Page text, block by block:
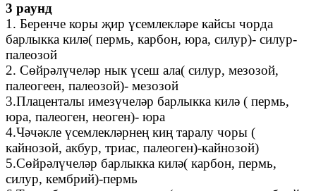
3 раунд
1. Беренче коры җир үсемлекләре кайсы чорда
барлыкка килә( пермь, карбон, юра, силур)- силур-
палеозой
2. Сөйрәлүчеләр нык үсеш ала( силур, мезозой,
палеогеен, палеозой)- мезозой
3.Плаценталы имезүчеләр барлыкка килә ( пермь,
юра, палеоген, неоген)- юра
4.Чәчәкле үсемлекләрнең киң таралу чоры (
кайнозой, акбур, триас, палеоген)-кайнозой)
5.Сөйрәлүчеләр барлыкка килә( карбон, пермь,
силур, кембрий)-пермь